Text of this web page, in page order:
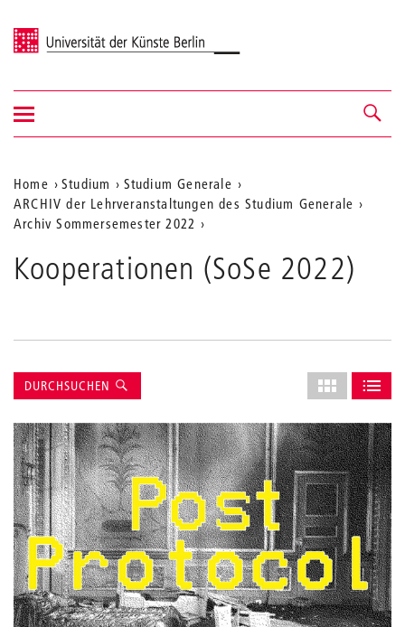
Universität der Künste Berlin
Navigation &
Suche
Navigation
ein-/ausblenden
Aktuelle
Position
der
Home Studium
Studium Generale
ARCHIV der Lehrveranstaltungen des Studium Generale
Archiv Sommersemester 2022
Kooperationen (SoSe 2022)
Suche
DURCHSUCHEN
Layout
des
Grids
anpassen
ALS GRIDALS